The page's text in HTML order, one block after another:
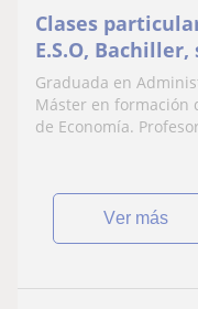
Clases
E.S.O,
universidad,
Graduada en
Máster en formación
de Economía.
ver más